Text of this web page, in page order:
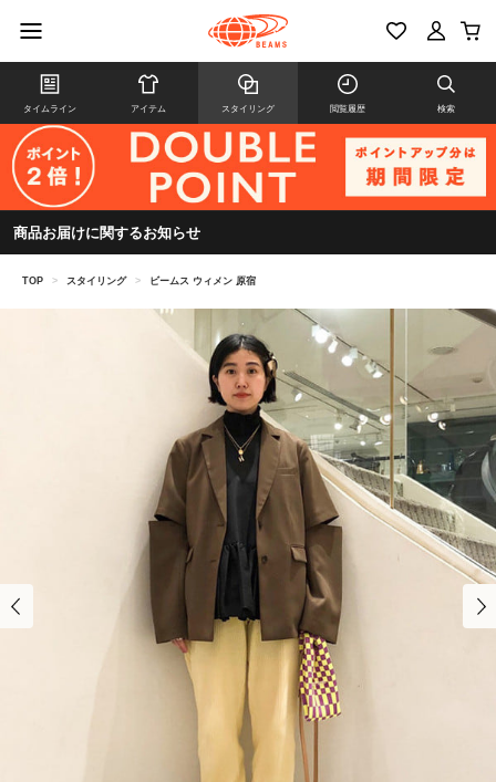
タイムライン アイテム スタイリング 閲覧履歴 検索
商品お届けに関するお知らせ
TOP > スタイリング > ビームス ウィメン 原宿